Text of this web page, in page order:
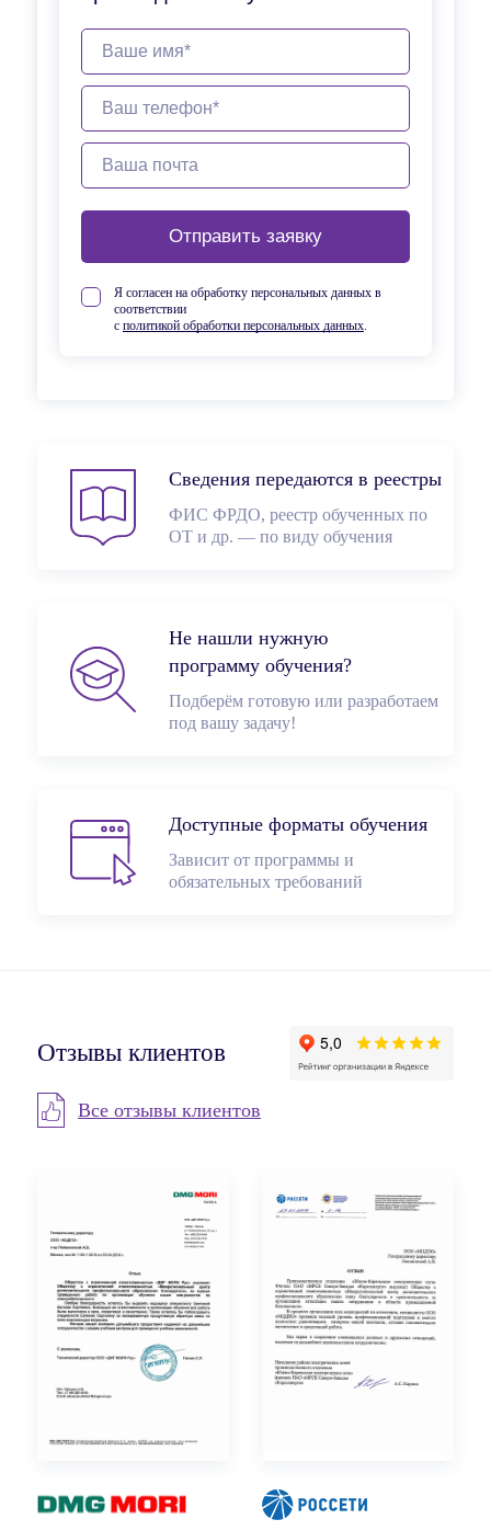
Отправить заявку
Я согласен на обработку персональных данных в
соответствии
с политикой обработки персональных данных.
Сведения передаются в реестры
ФИС ФРДО, реестр обученных по
ОТ и др. — по виду обучения
Не нашли нужную
программу обучения?
Подберём готовую или разработаем
под вашу задачу!
Доступные форматы обучения
Зависит от программы и
обязательных требований
Отзывы клиентов
Все отзывы клиентов